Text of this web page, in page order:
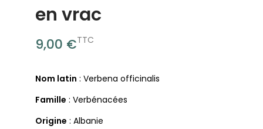
en vrac
9,00 €TTC
Nom latin : Verbena officinalis
Famille : Verbénacées
Origine : Albanie